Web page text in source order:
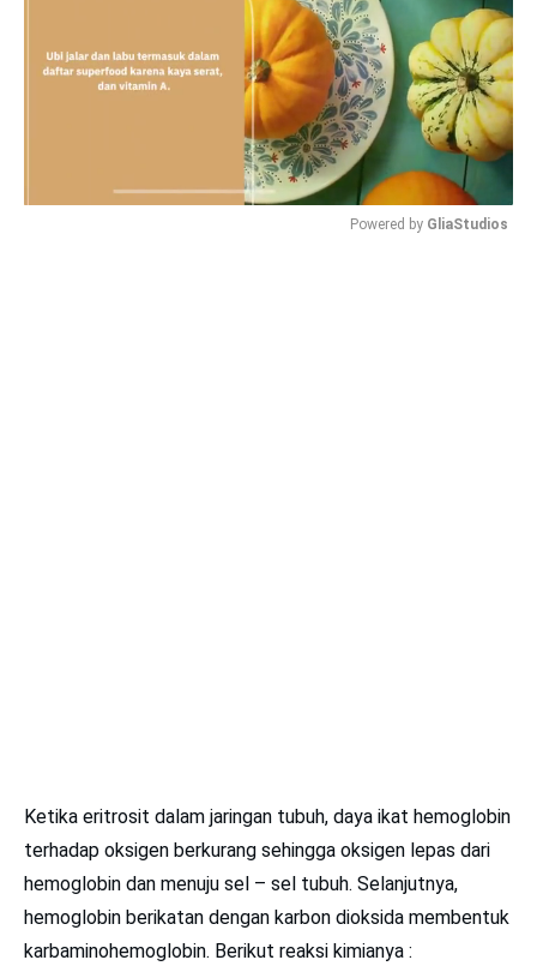
Powered by GliaStudios
Ketika eritrosit dalam jaringan tubuh, daya ikat hemoglobin
terhadap oksigen berkurang sehingga oksigen lepas dari
hemoglobin dan menuju sel – sel tubuh. Selanjutnya,
hemoglobin berikatan dengan karbon dioksida membentuk
karbaminohemoglobin. Berikut reaksi kimianya :